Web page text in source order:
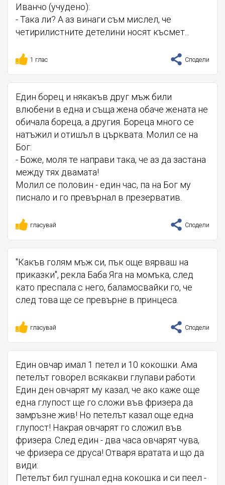
Иванчо (учудено):
- Така ли? А аз винаги съм мислел, че
четирилистните детелини носят късмет...
1 глас Сподели
Един борец и някакъв друг мъж били
влюбени в една и съща жена обаче жената не
обичала бореца, а другия. Бореца много се
натъжил и отишъл в църквата. Молил се на
Бог:
- Боже, моля те направи така, че аз да застана
между тях двамата!
Молил се половин - един час, па на Бог му
писнало и го превърнал в презерватив.
гласувай Сподели
"Какъв голям мъж си, пък още вярваш на
приказки", рекла Баба Яга на момъка, след
като преспала с него, баламосвайки го, че
след това ще се превърне в принцеса.
гласувай Сподели
Един овчар имал 1 петел и 10 кокошки. Ама
петелът говорел всякакви глупави работи.
Един ден овчарят му казал, че ако каже още
една глупост ще го сложи във фризера да
замръзне жив! Но петелът казал още една
глупост! Накрая овчарят го сложил във
фризера. След един - два часа овчарят чува,
че фризера се друса! Отваря вратата и що да
види:
Петелът бил гушнал една кокошка и си пеел -